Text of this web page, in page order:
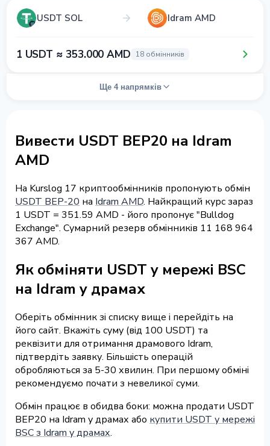
USDT SOL Idram AMD
1 USDT ≈ 353.000 AMD 18 обмінників
Ще 4 напрямків
Вивести USDT BEP20 на Idram
AMD
На Kurslog 17 криптообмінників пропонують обмін
USDT BEP-20 на Idram AMD. Найкращий курс зараз
1 USDT = 351.59 AMD - його пропонує "Bulldog
Exchange". Сумарний резерв обмінників 11 168 964
367 AMD.
Як обміняти USDT у мережі BSC
на Idram у драмах
Оберіть обмінник зі списку вище і перейдіть на
його сайт. Вкажіть суму (від 100 USDT) та
реквізити для отримання драмового Idram,
підтвердіть заявку. Більшість операцій
обробляються за 5-30 хвилин. При першому обміні
рекомендуємо почати з невеликої суми.
Обмін працює в обидва боки: можна продати USDT
BEP20 на Idram у драмах або купити USDT у мережі
BSC з Idram у драмах.